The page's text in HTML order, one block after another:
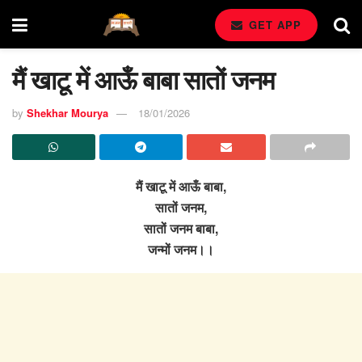
GET APP
मैं खाटू में आऊँ बाबा सातों जनम
by Shekhar Mourya 18/01/2026
मैं खाटू में आऊँ बाबा,
सातों जनम,
सातों जनम बाबा,
जन्मों जनम।।